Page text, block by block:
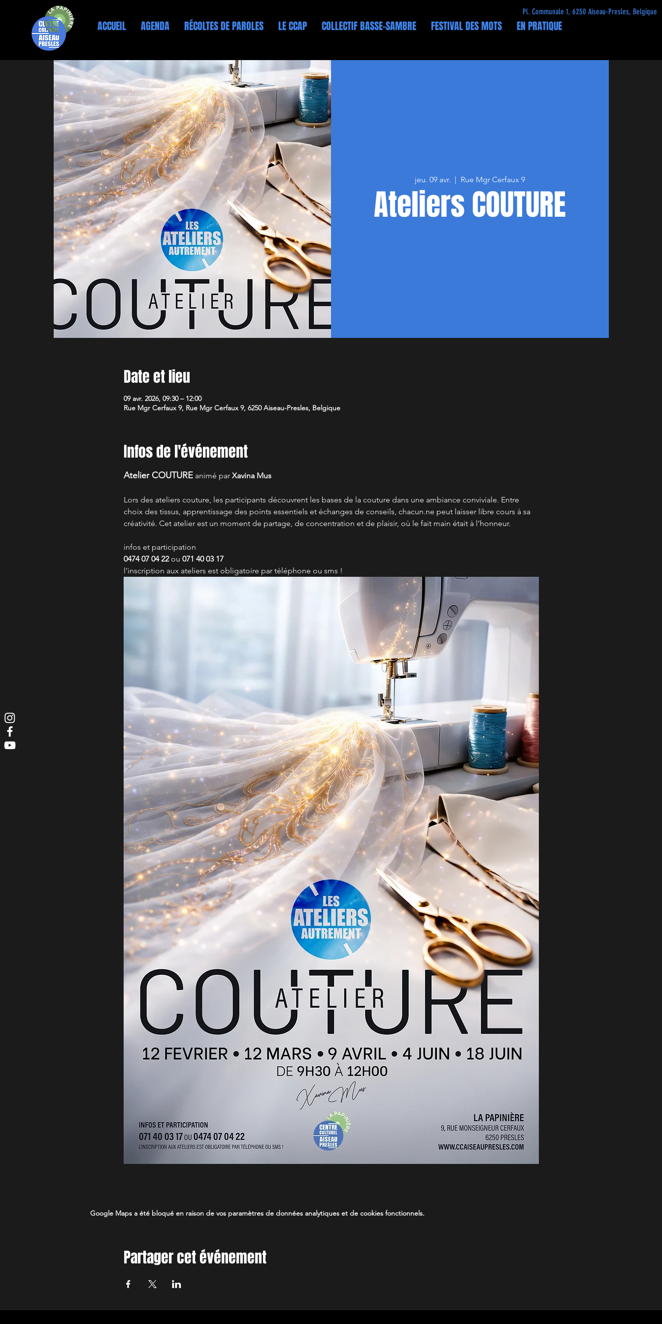
ACCUEIL AGENDA RÉCOLTES DE PAROLES LE CCAP COLLECTIF BASSE-SAMBRE FESTIVAL DES MOTS EN PRATIQUE
Pl. Communale 1, 6250 Aiseau-Presles, Belgique
jeu. 09 avr. Rue Mgr Cerfaux 9
Ateliers COUTURE
Date et lieu
09 avr. 2026, 09:30 – 12:00
Rue Mgr Cerfaux 9, Rue Mgr Cerfaux 9, 6250 Aiseau-Presles, Belgique
Infos de l'événement
Atelier COUTURE animé par Xavina Mus
Lors des ateliers couture, les participants découvrent les bases de la couture dans une ambiance conviviale. Entre
choix des tissus, apprentissage des points essentiels et échanges de conseils, chacun.ne peut laisser libre cours à sa
créativité. Cet atelier est un moment de partage, de concentration et de plaisir, où le fait main était à l’honneur.
infos et participation
0474 07 04 22 ou 071 40 03 17
l’inscription aux ateliers est obligatoire par téléphone ou sms !
Google Maps a été bloqué en raison de vos paramètres de données analytiques et de cookies fonctionnels.
Partager cet événement